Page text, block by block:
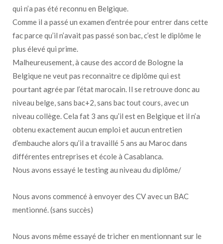
qui n’a pas été reconnu en Belgique.
Comme il a passé un examen d’entrée pour entrer dans cette
fac parce qu’il n’avait pas passé son bac, c’est le diplôme le
plus élevé qui prime.
Malheureusement, à cause des accord de Bologne la
Belgique ne veut pas reconnaitre ce diplôme qui est
pourtant agrée par l’état marocain. Il se retrouve donc au
niveau belge, sans bac+2, sans bac tout cours, avec un
niveau collège. Cela fat 3 ans qu’il est en Belgique et il n’a
obtenu exactement aucun emploi et aucun entretien
d’embauche alors qu’il a travaillé 5 ans au Maroc dans
différentes entreprises et école à Casablanca.
Nous avons essayé le testing au niveau du diplôme/
Nous avons commencé à envoyer des CV avec un BAC
mentionné. (sans succès)
Nous avons même essayé de tricher en mentionnant sur le